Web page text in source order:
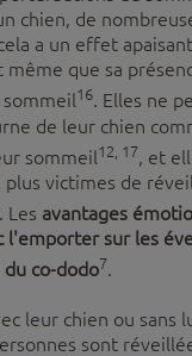
chien, de
a un effet
même que sa
16. Elles ne
de leur chien
sommeil12, 17, et
plus victimes de
. Les avantages
l'emporter sur les
co-dodo7.
leur chien ou sans
sont